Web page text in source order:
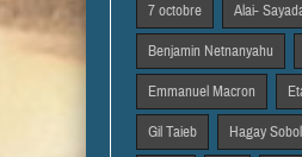
7 octobre Alai-
Benjamin Netnanyahu
Emmanuel Macron
Gil Taieb Hagay Sobol